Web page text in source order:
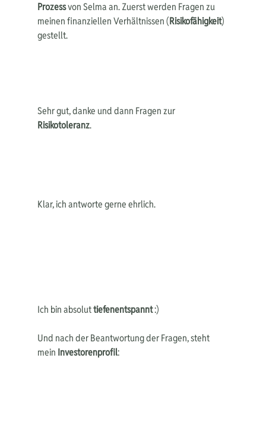
Prozess von Selma an. Zuerst werden Fragen zu
meinen finanziellen Verhältnissen (Risikofähigkeit)
gestellt.
Sehr gut, danke und dann Fragen zur
Risikotoleranz.
Klar, ich antworte gerne ehrlich.
Ich bin absolut tiefenentspannt :)
Und nach der Beantwortung der Fragen, steht
mein Investorenprofil: